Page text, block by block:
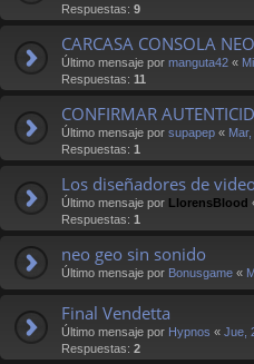
Respuestas: 9
CARCASA CONSOLA
Último mensaje por manguta42 «
Respuestas: 11
CONFIRMAR
Último mensaje por supapep «
Respuestas: 1
Los diseñadores de
Último mensaje por LlorensBlood
Respuestas: 1
neo geo sin sonido
Último mensaje por Bonusgame «
Final Vendetta
Último mensaje por Hypnos « Jue,
Respuestas: 2